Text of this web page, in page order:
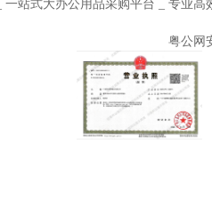
一站式大办公用品采购平台 _ 专业
粤公网